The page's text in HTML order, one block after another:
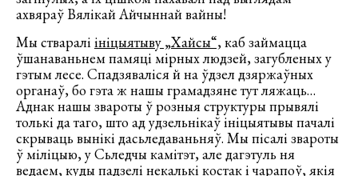
ахвяраў Вялікай Айчыннай вайны!
Мы ствараліініцыятыву „Хайсы“,каб займацца
ўшанаваньнем памяці мірных людзей, загубленых у
гэтым лесе. Спадзяваліся й на ўдзел дзяржаўных
органаў, бо гэта ж нашы грамадзяне тут ляжаць…
Аднак нашы звароты ў розныя структуры прывялі
толькі да таго, што ад удзельнікаў ініцыятывы пачалі
скрываць вынікі дасьледаваньняў. Мы пісалі звароты
ў міліцыю, у Сьледчы камітэт, але дагэтуль ня
ведаем, куды падзелі некалькі костак і чарапоў, якія